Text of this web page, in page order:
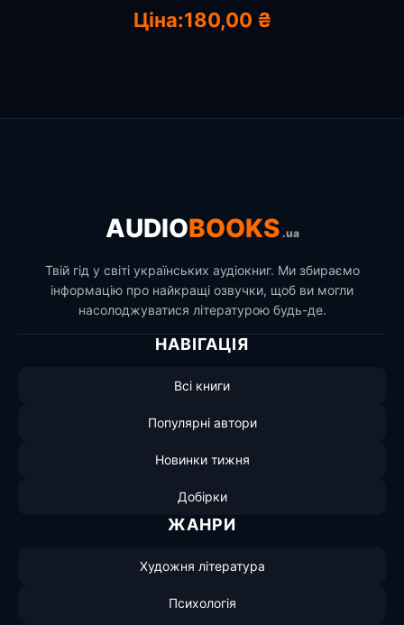
Ціна:180,00 ₴
AUDIOBOOKS .ua
Твій гід у світі українських аудіокниг. Ми збираємо
інформацію про найкращі озвучки, щоб ви могли
насолоджуватися літературою будь-де.
НАВІГАЦІЯ
Всі книги
Популярні автори
Новинки тижня
Добірки
ЖАНРИ
Художня література
Психологія